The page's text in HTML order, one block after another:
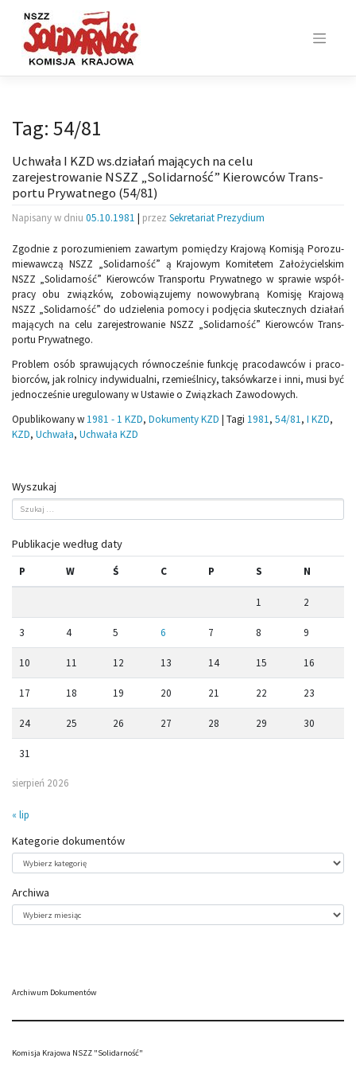
content
Tag: 54/81
Uchwała I KZD ws.działań mających na celu
zarejestrowanie NSZZ „Solidarność” Kierowców Trans­
portu Prywatnego (54/81)
Napisany w dniu 05.10.1981 | przez Sekretariat Prezydium
Zgodnie z porozumieniem zawartym pomiędzy Krajową Komisją Porozu­
miewawczą NSZZ „Solidarność” ą Krajowym Komitetem Założycielskim
NSZZ „Solidarność” Kierowców Transportu Prywatnego w sprawie współ­
pracy obu związków, zobowiązujemy nowowybraną Komisję Krajową
NSZZ „Solidarność” do udzielenia pomocy i podjęcia skutecznych działań
mających na celu zarejestrowanie NSZZ „Solidarność” Kierowców Trans­
portu Prywatnego.
Problem osób sprawujących równocześnie funkcję pracodawców i praco­
biorców, jak rolnicy indywidualni, rzemieślnicy, taksówkarze i inni, musi być
jednocześnie uregulowany w Ustawie o Związkach Zawodowych.
Opublikowany w 1981 - 1 KZD, Dokumenty KZD | Tagi 1981, 54/81, I KZD,
KZD, Uchwała, Uchwała KZD
Wyszukaj
Publikacje według daty
sierpień 2026
P W Ś C P S N
1 2
3 4 5 6 7 8 9
10 11 12 13 14 15 16
17 18 19 20 21 22 23
24 25 26 27 28 29 30
31
« lip
Kategorie dokumentów
dokumentów
Archiwa
Archiwum Dokumentów
Komisja Krajowa NSZZ "Solidarność"